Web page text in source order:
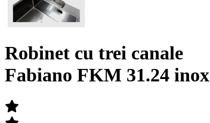
Robinet cu trei canale
Fabiano FKM 31.24 inox